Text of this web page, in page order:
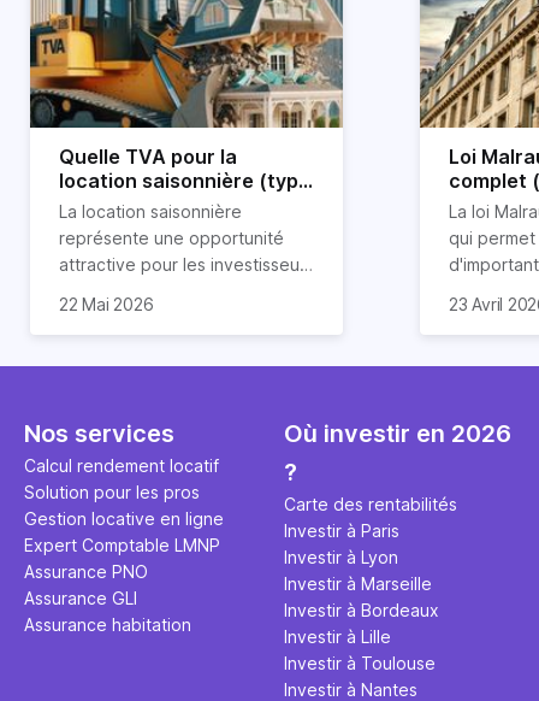
Quelle TVA pour la
location saisonnière (type
airbnb) ?
La location saisonnière
représente une opportunité
attractive pour les investisseurs
patrimoine et générer des
Cependant, il est crucial de
notamment la TVA, afin
Et qu’a-t-on appris à la rentrée
la TVA est généralisé pour les
saisonnière dans certaines
cet article.
22 Mai 2026
Loi
complet
La loi
qui
dimension
complet !
23 Avril
Nos services
Calcul rendement locatif
Solution pour les pros
Gestion locative en ligne
Expert Comptable LMNP
Assurance PNO
Assurance GLI
Assurance habitation
Où investir en 2026
?
Carte des rentabilités
Investir à Paris
Investir à Lyon
Investir à Marseille
Investir à Bordeaux
Investir à Lille
Investir à Toulouse
Investir à Nantes